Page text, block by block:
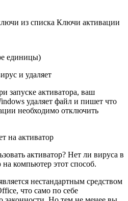
из списка Ключи активации
единицы)
и удаляет
запуске активатора, ваш
удаляет файл и пишет что
необходимо отключить
на активатор
активатор? Нет ли вируса в
компьютер этот способ.
нестандартным средством
что само по себе